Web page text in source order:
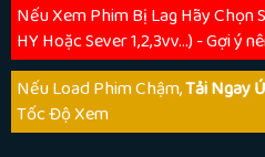
Nếu Xem Phim Bị Lag Hãy Chọn
HY Hoặc Sever 1,2,3vv...) - Gợi ý
Nếu Load Phim Chậm,Tải Ngay
Tốc Độ Xem